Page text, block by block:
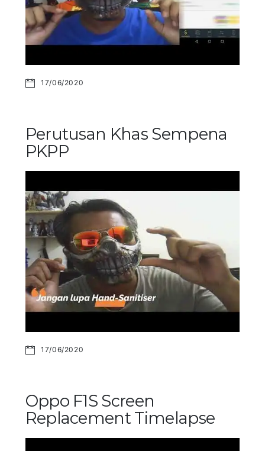
17/06/2020
Perutusan Khas Sempena
PKPP
17/06/2020
Oppo F1S Screen
Replacement Timelapse